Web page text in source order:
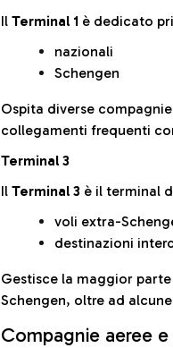
Il Terminal 1 è dedicato
nazionali
Schengen
Ospita diverse
collegamenti frequenti
Terminal 3
Il Terminal 3 è il terminal
voli extra-
destinazioni
Gestisce la maggior
Schengen, oltre ad
Compagnie aeree